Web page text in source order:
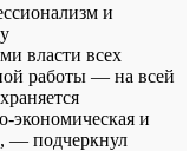
и
власти всех
работы — на всей
экономическая и
— подчеркнул